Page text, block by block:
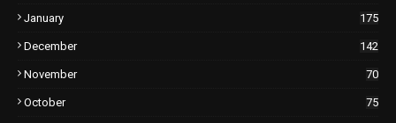
January 175
December 142
November 70
October 75